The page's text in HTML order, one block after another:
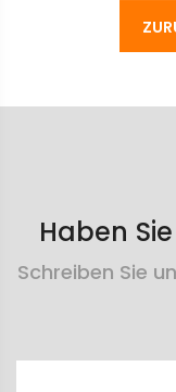
Haben
Schreiben Sie